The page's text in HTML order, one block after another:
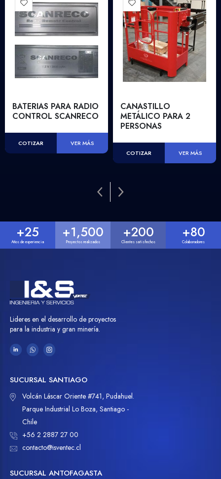
BATERIAS PARA RADIO
CONTROL SCANRECO
COTIZAR VER MÁS
CANASTILLO
METÁLICO PARA 2
PERSONAS
COTIZAR VER MÁS
Años de experiencia
+25
Proyectos realizados
+1,500
Clientes satisfechos
+200
Colaboradores
+80
Lideres en el desarrollo de proyectos
para la industria y gran minería.
SUCURSAL SANTIAGO
Volcán Láscar Oriente #741, Pudahuel.
Parque Industrial Lo Boza, Santiago -
Chile
+56 2 2887 27 00
contacto@isventec.cl
SUCURSAL ANTOFAGASTA